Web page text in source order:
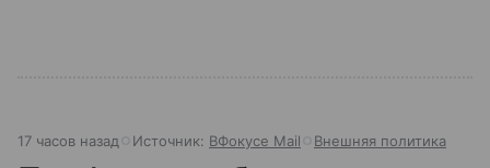
17 часов назад Источник: ВФокусе Mail Внешняя политика